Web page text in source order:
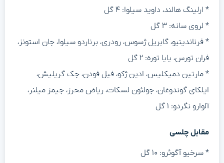
* ارلینگ هالند، داوید سیلوا: ۴ گل
* لروی سانه: ۳ گل
* فرناندینیو، گابریل ژسوس، رودری، برناردو سیلوا، جان استونز،
فران تورس، یایا توره: ۲ گل
* مارتین دمیکلیس، ادین ژکو، فیل فودن، جک گریلیش،
ایلکای گوندوغان، جولئون لسکات، ریاض محرز، جیمز میلنر،
آلوارو نگردو: ۱ گل
مقابل چلسی
* سرخیو آگوئرو: ۱۰ گل